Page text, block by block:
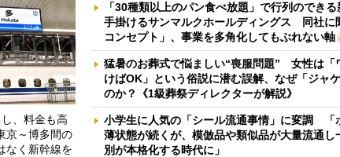
し、料金も高
京～博多間の
なく新幹線を
「30種類以上のパン食べ放題」で行列のでき
手掛けるサンマルクホールディングス 同社に
コンセプト」、事業を多角化してもぶれない軸
猛暑のお葬式で悩ましい“喪服問題” 女性は「
けばOK」という俗説に潜む誤解、なぜ「ジャ
のか？《1級葬祭ディレクターが解説》
小学生に人気の「シール流通事情」に変調 「
薄状態が続くが、模倣品や類似品が大量流通
別が本格化する時代に」